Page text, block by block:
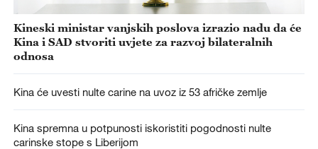
Kineski ministar vanjskih poslova izrazio nadu da će
Kina i SAD stvoriti uvjete za razvoj bilateralnih
odnosa
Kina će uvesti nulte carine na uvoz iz 53 afričke zemlje
Kina spremna u potpunosti iskoristiti pogodnosti nulte
carinske stope s Liberijom